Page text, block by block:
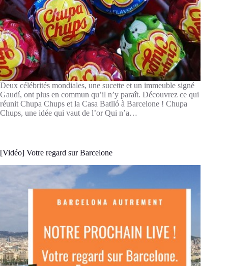
Deux célébrités mondiales, une sucette et un immeuble signé
Gaudí, ont plus en commun qu’il n’y paraît. Découvrez ce qui
réunit Chupa Chups et la Casa Batlló à Barcelone ! Chupa
Chups, une idée qui vaut de l’or Qui n’a…
[Vidéo] Votre regard sur Barcelone